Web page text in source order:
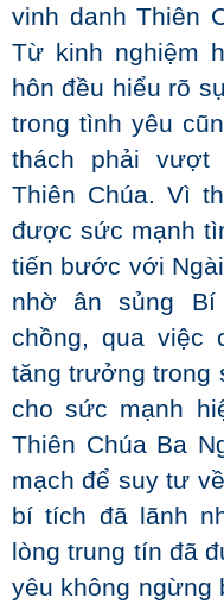
vinh danh Thiên
Từ kinh nghiệm
hôn đều hiểu rõ
trong tình yêu
thách phải
Thiên Chúa. Vì
được sức mạnh
tiến bước với
nhờ ân sủng
chồng, qua việc
tăng trưởng trong
cho sức mạnh
Thiên Chúa Ba
mạch để suy tư
bí tích đã lãnh
lòng trung tín đã
yêu không ngừng